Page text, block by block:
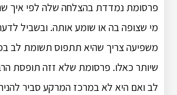
פרסומת נמדדת בהצלחה שלה לפי איך
מי שצופה בה או שומע אותה. ובשביל
משפיעה צריך שהיא תתפוס תשומת לב
שיותר כאלו. פרסומת שלא זזה תופסת
לב ואם היא לא במרכז המרקע סביר